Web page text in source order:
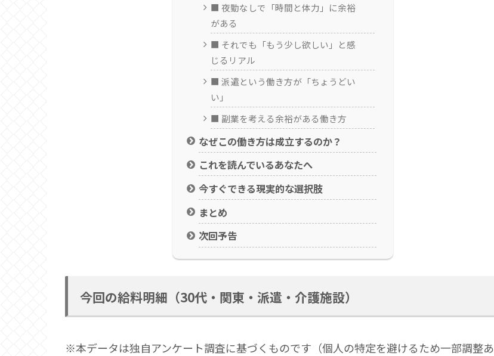
■ 夜勤なしで「時間と体力」に余裕
がある
■ それでも「もう少し欲しい」と感
じるリアル
■ 派遣という働き方が「ちょうどい
い」
■ 副業を考える余裕がある働き方
なぜこの働き方は成立するのか？
これを読んでいるあなたへ
今すぐできる現実的な選択肢
まとめ
次回予告
今回の給料明細（30代・関東・派遣・介護施設）
※本データは独自アンケート調査に基づくものです（個人の特定を避けるため一部調整あ